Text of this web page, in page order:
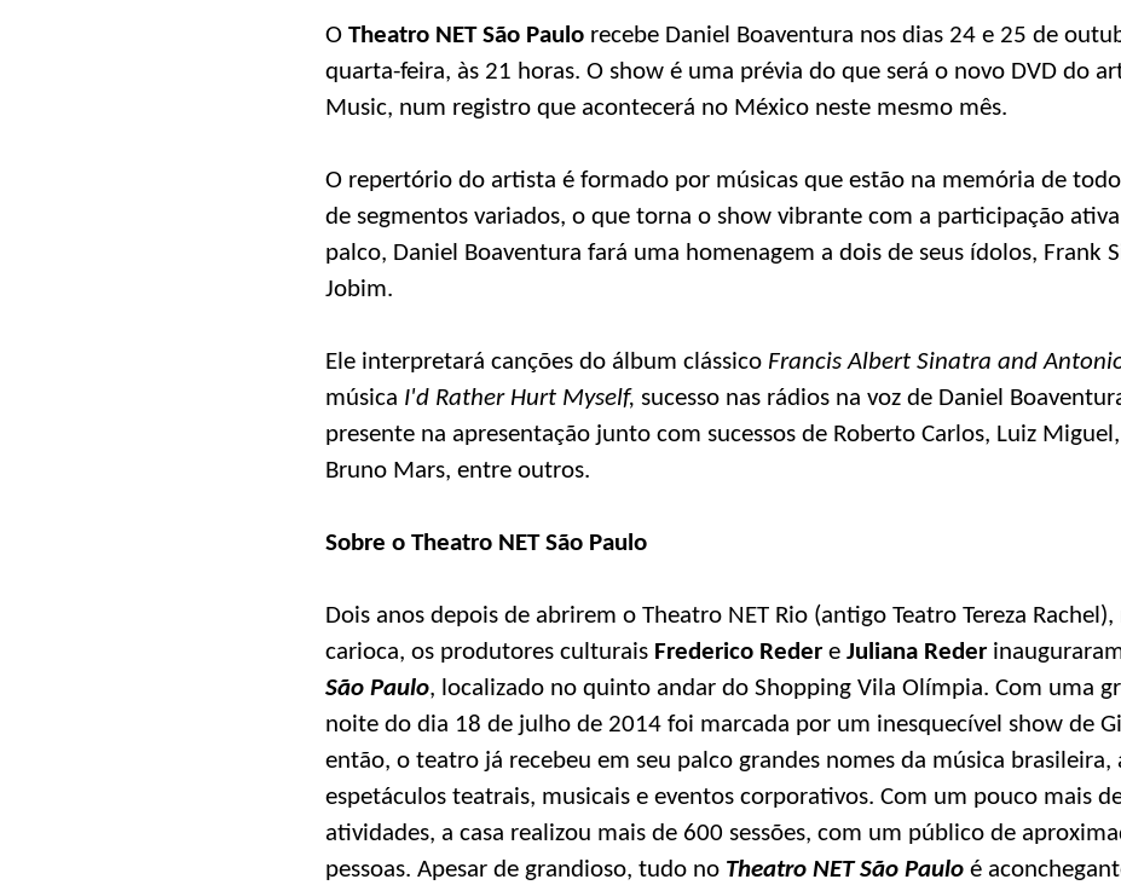
O Theatro NET São Paulorecebe Daniel Boaventura nos dias 24 e 25 de
quarta-feira, às 21 horas. O show é uma prévia do que será o novo DVD do
Music, num registro que acontecerá no México neste mesmo mês.
O repertório do artista é formado por músicas que estão na memória de
de segmentos variados, o que torna o show vibrante com a participação
palco, Daniel Boaventura fará uma homenagem a dois de seus ídolos, Frank
Jobim.
Ele interpretará canções do álbum clássico Francis Albert Sinatra and
música I'd Rather Hurt Myself, sucesso nas rádios na voz de Daniel
presente na apresentação junto com sucessos de Roberto Carlos, Luiz
Bruno Mars, entre outros.
Sobre o Theatro NET São Paulo
Dois anos depois de abrirem o Theatro NET Rio (antigo Teatro Tereza
carioca, os produtores culturais Frederico Redere Juliana Reder
São Paulo, localizado no quinto andar do Shopping Vila Olímpia. Com uma
noite do dia 18 de julho de 2014 foi marcada por um inesquecível show de
então, o teatro já recebeu em seu palco grandes nomes da música brasileira,
espetáculos teatrais, musicais e eventos corporativos. Com um pouco mais
atividades, a casa realizou mais de 600 sessões, com um público de
pessoas. Apesar de grandioso, tudo no Theatro NET São Pauloé